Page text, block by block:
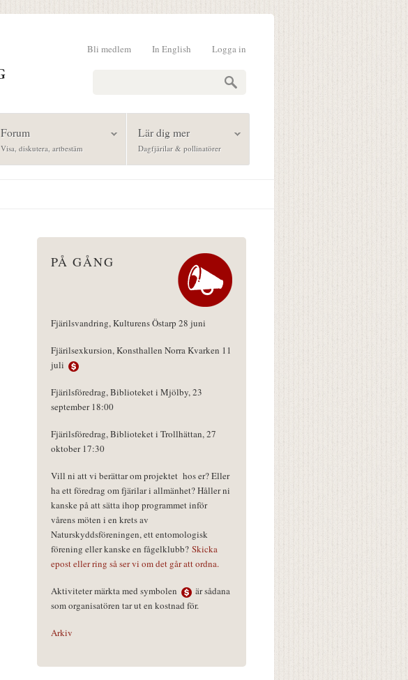
Logga in
In English
Bli medlem
Forum
Visa, diskutera, artbestäm
Lär dig mer
Dagfjärilar & pollinatörer
PÅ GÅNG
Fjärilsvandring, Kulturens Östarp 28 juni
Fjärilsexkursion, Konsthallen Norra Kvarken 11
juli
Fjärilsföredrag, Biblioteket i Mjölby, 23
september 18:00
Fjärilsföredrag, Biblioteket i Trollhättan, 27
oktober 17:30
Vill ni att vi berättar om projektet hos er? Eller
ha ett föredrag om fjärilar i allmänhet? Håller ni
kanske på att sätta ihop programmet inför
vårens möten i en krets av
Naturskyddsföreningen, ett entomologisk
förening eller kanske en fågelklubb? Skicka
epost eller ring så ser vi om det går att ordna.
Aktiviteter märkta med symbolen
är sådana
som organisatören tar ut en kostnad för.
Arkiv